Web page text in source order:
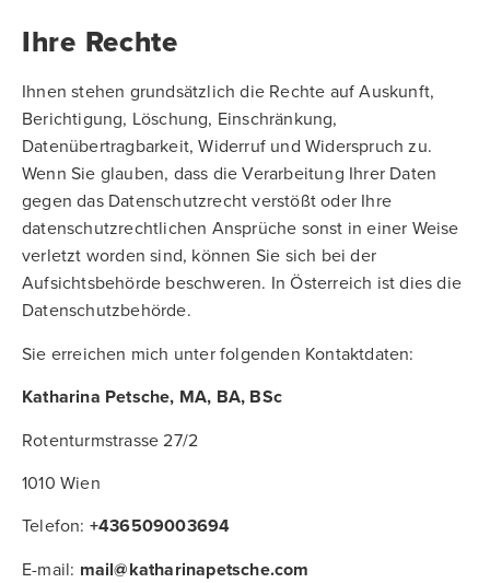
Ihre Rechte
Ihnen stehen grundsätzlich die Rechte auf Auskunft,
Berichtigung, Löschung, Einschränkung,
Datenübertragbarkeit, Widerruf und Widerspruch zu.
Wenn Sie glauben, dass die Verarbeitung Ihrer Daten
gegen das Datenschutzrecht verstößt oder Ihre
datenschutzrechtlichen Ansprüche sonst in einer Weise
verletzt worden sind, können Sie sich bei der
Aufsichtsbehörde beschweren. In Österreich ist dies die
Datenschutzbehörde.
Sie erreichen mich unter folgenden Kontaktdaten:
Katharina Petsche, MA, BA, BSc
Rotenturmstrasse 27/2
1010 Wien
Telefon: +436509003694
E-mail: mail@katharinapetsche.com